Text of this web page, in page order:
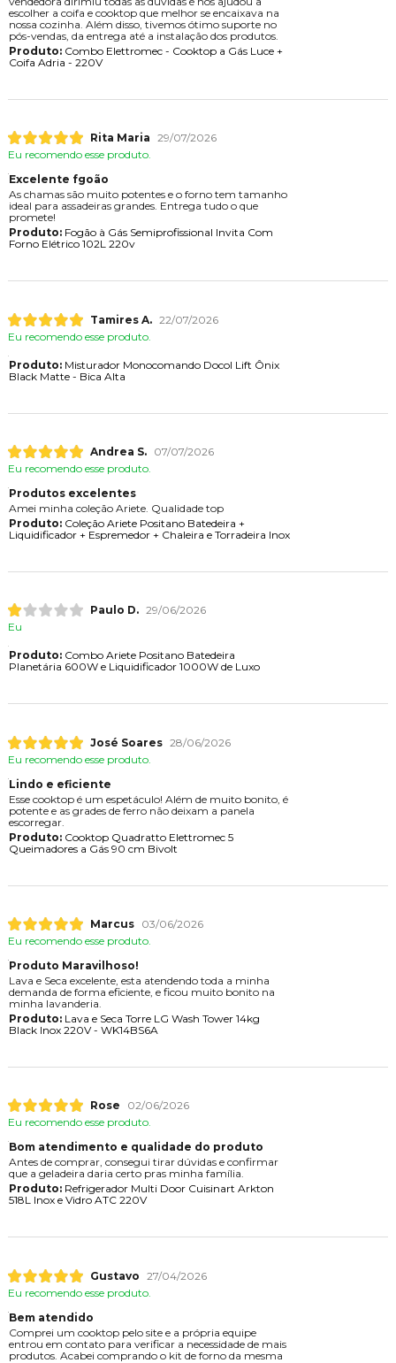
escolher a coifa e cooktop que melhor se encaixava na
nossa cozinha. Além disso, tivemos ótimo suporte no
pós-vendas, da entrega até a instalação dos produtos.
Produto:Combo Elettromec - Cooktop a Gás Luce +
Coifa Adria - 220V
Rita Maria 29/07/2026
Eu recomendo esse produto.
Excelente fgoão
As chamas são muito potentes e o forno tem tamanho
ideal para assadeiras grandes. Entrega tudo o que
promete!
Produto:Fogão à Gás Semiprofissional Invita Com
Forno Elétrico 102L 220v
Tamires A. 22/07/2026
Eu recomendo esse produto.
Produto:Misturador Monocomando Docol Lift Ônix
Black Matte - Bica Alta
Andrea S.
07/07/2026
Eu recomendo esse produto.
Produtos excelentes
Amei minha coleção Ariete. Qualidade top
Produto:Coleção Ariete Positano Batedeira +
Liquidificador + Espremedor + Chaleira e Torradeira Inox
Paulo D. 29/06/2026
Eu
Produto:Combo Ariete Positano Batedeira
Planetária 600W e Liquidificador 1000W de Luxo
José Soares 28/06/2026
Eu recomendo esse produto.
Lindo e eficiente
Esse cooktop é um espetáculo! Além de muito bonito, é
potente e as grades de ferro não deixam a panela
escorregar.
Produto:Cooktop Quadratto Elettromec 5
Queimadores a Gás 90 cm Bivolt
Marcus
03/06/2026
Eu recomendo esse produto.
Produto Maravilhoso!
Lava e Seca excelente, esta atendendo toda a minha
demanda de forma eficiente, e ficou muito bonito na
minha lavanderia.
Produto:Lava e Seca Torre LG Wash Tower 14kg
Black Inox 220V - WK14BS6A
Rose
02/06/2026
Eu recomendo esse produto.
Bom atendimento e qualidade do produto
Antes de comprar, consegui tirar dúvidas e confirmar
que a geladeira daria certo pras minha família.
Produto:Refrigerador Multi Door Cuisinart Arkton
518L Inox e Vidro ATC 220V
Gustavo 27/04/2026
Eu recomendo esse produto.
Bem atendido
Comprei um cooktop pelo site e a própria equipe
entrou em contato para verificar a necessidade de mais
produtos. Acabei comprando o kit de forno da mesma